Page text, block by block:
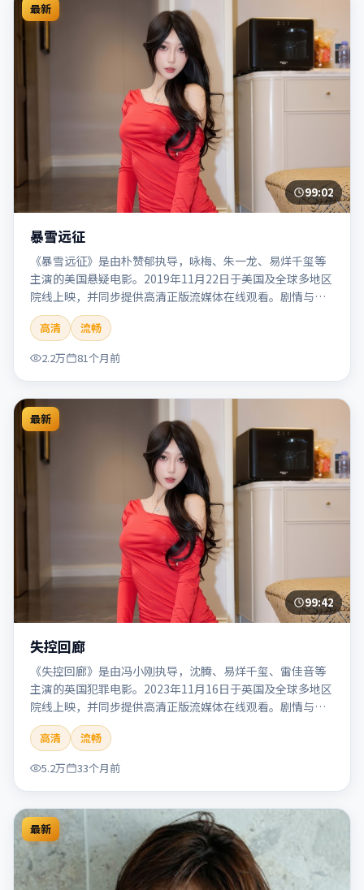
最新
99:02
暴雪远征
《暴雪远征》是由朴赞郁执导，咏梅、朱一龙、易烊千玺等
主演的美国悬疑电影。2019年11月22日于美国及全球多地区
院线上映，并同步提供高清正版流媒体在线观看。剧情与看
点：悬念层层推进，线索相互勾连，结局出人意料，适合推
理爱好者。本片适合检索「暴雪远征」「朴赞郁」「悬疑」
「美国」「2019」「2019-11-22上映」等关键词的影迷阅读
简介与主创信息。
高清
流畅
2.2万
81个月前
最新
99:42
失控回廊
《失控回廊》是由冯小刚执导，沈腾、易烊千玺、雷佳音等
主演的英国犯罪电影。2023年11月16日于英国及全球多地区
院线上映，并同步提供高清正版流媒体在线观看。剧情与看
点：聚焦案件与人性灰色地带，张力十足，兼具社会观察与
戏剧冲突。本片适合检索「失控回廊」「冯小刚」「犯罪」
「英国」「2023」「2023-11-16上映」等关键词的影迷阅读
简介与主创信息。
高清
流畅
5.2万
33个月前
最新